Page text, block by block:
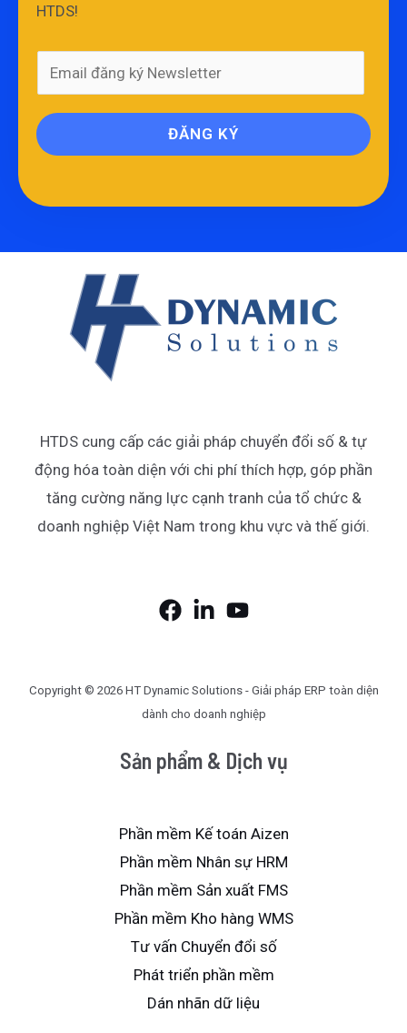
HTDS!
ĐĂNG KÝ
HTDS cung cấp các giải pháp chuyển đổi số & tự
động hóa toàn diện với chi phí thích hợp, góp phần
tăng cường năng lực cạnh tranh của tổ chức &
doanh nghiệp Việt Nam trong khu vực và thế giới.
Copyright © 2026 HT Dynamic Solutions - Giải pháp ERP toàn diện
dành cho doanh nghiệp
Sản phẩm & Dịch vụ
Phần mềm Kế toán Aizen
Phần mềm Nhân sự HRM
Phần mềm Sản xuất FMS
Phần mềm Kho hàng WMS
Tư vấn Chuyển đổi số
Phát triển phần mềm
Dán nhãn dữ liệu